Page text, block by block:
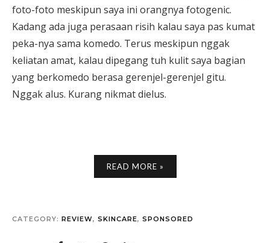
foto-foto meskipun saya ini orangnya fotogenic.
Kadang ada juga perasaan risih kalau saya pas kumat
peka-nya sama komedo. Terus meskipun nggak
keliatan amat, kalau dipegang tuh kulit saya bagian
yang berkomedo berasa gerenjel-gerenjel gitu.
Nggak alus. Kurang nikmat dielus.
READ MORE »
CATEGORY: REVIEW, SKINCARE, SPONSORED